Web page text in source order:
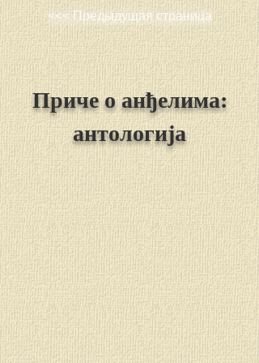
<<< Предыдущая страница
Приче о анђелима:
антологија